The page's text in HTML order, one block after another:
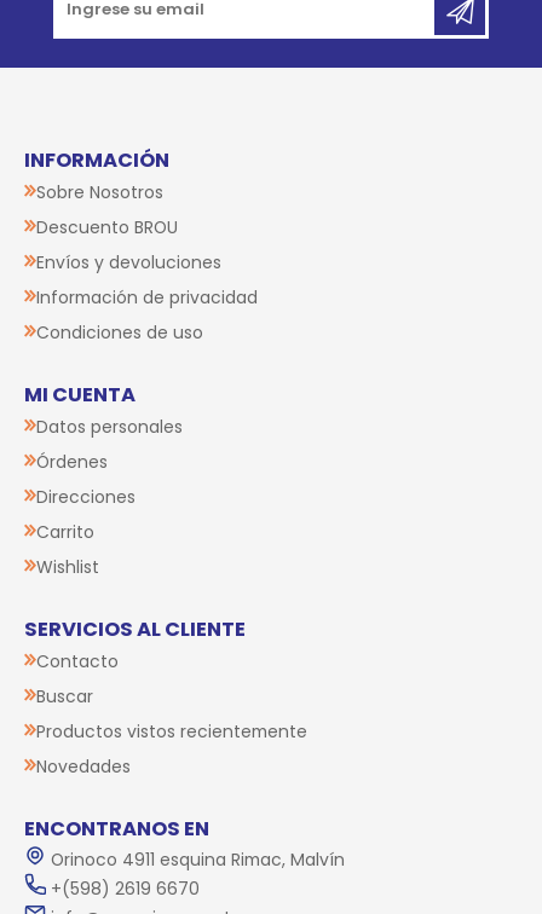
INFORMACIÓN
Sobre Nosotros
Descuento BROU
Envíos y devoluciones
Información de privacidad
Condiciones de uso
MI CUENTA
Datos personales
Órdenes
Direcciones
Carrito
Wishlist
SERVICIOS AL CLIENTE
Contacto
Buscar
Productos vistos recientemente
Novedades
ENCONTRANOS EN
Orinoco 4911 esquina Rimac, Malvín
+(598) 2619 6670